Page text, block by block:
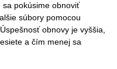
sa pokúsime obnoviť
súbory pomocou
obnovy je vyššia,
a čím menej sa